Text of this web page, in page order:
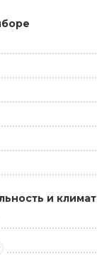
и климат